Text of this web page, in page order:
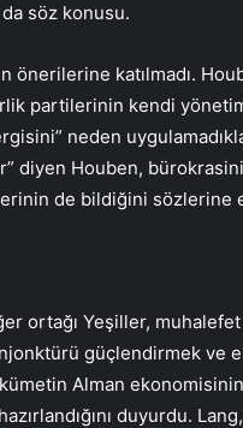
söz konusu.
önerilerine katılmadı.
partilerinin kendi
neden
diyen Houben,
de bildiğini sözlerine
ortağı Yeşiller,
güçlendirmek ve
Alman
duyurdu.